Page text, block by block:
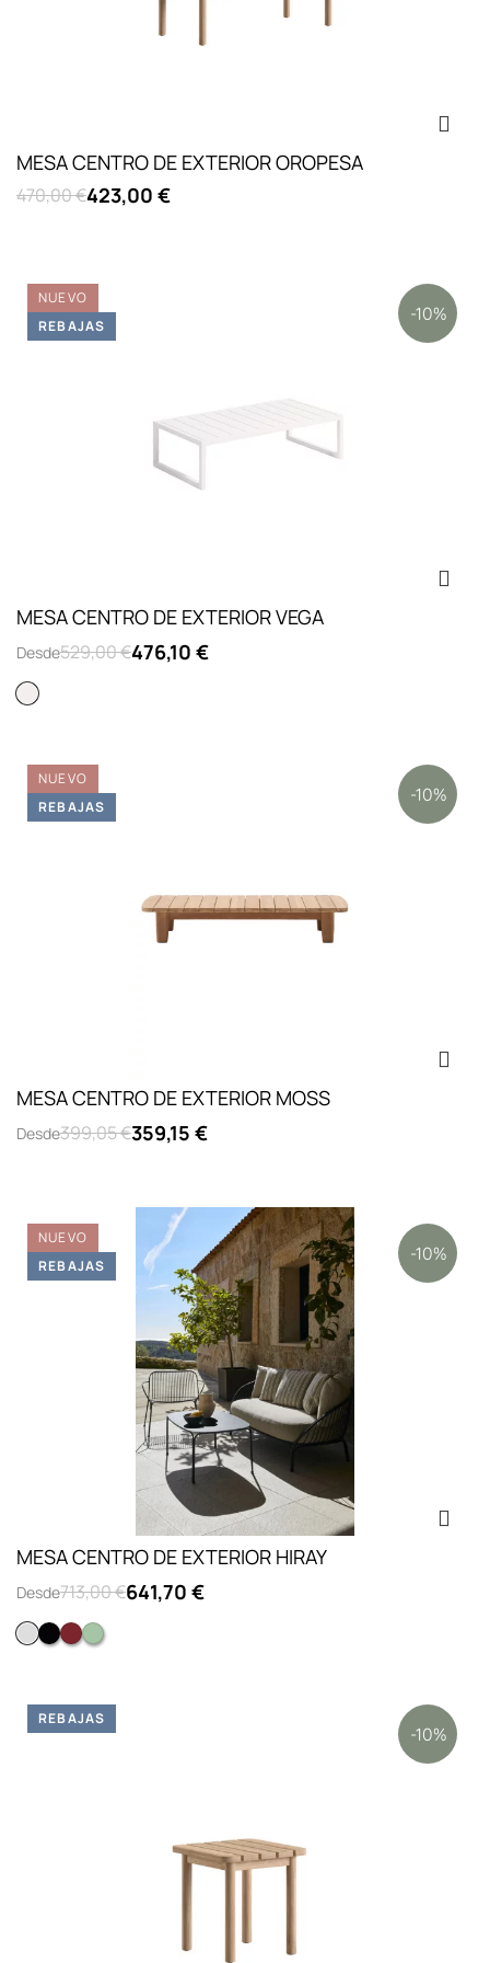
MESA CENTRO DE EXTERIOR OROPESA
470,00 €423,00 €
MESA CENTRO DE EXTERIOR VEGA
Desde529,00 €476,10 €
Blanco
NUEVO
-10%
REBAJAS
MESA CENTRO DE EXTERIOR MOSS
Desde399,05 €359,15 €
NUEVO
-10%
REBAJAS
MESA CENTRO DE EXTERIOR HIRAY
Desde713,00 €641,70 €
Blanco
Negro
ÓxidoVerde
NUEVO
-10%
REBAJAS
-10%
REBAJAS